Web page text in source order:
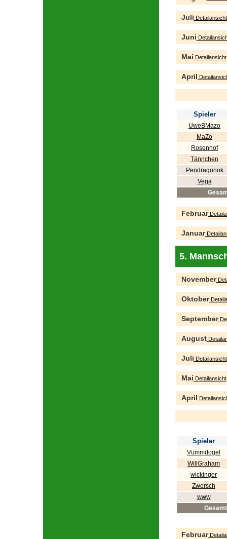
Juli Detailansicht
Juni
Mai Detailansicht
April
Spieler
UweBMazo
MaZo
Rosenhof
Tännchen
Pendragonok
Vega
Februar
Januar
5.
November
Oktober
September
August
Juli Detailansicht
Mai Detailansicht
April
Spieler
Vummdogel
WillGraham
wickinger
Zwersch
www
Gesamt
Februar